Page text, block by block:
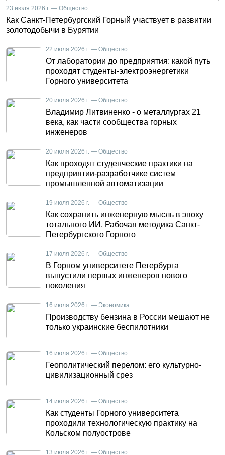
23 июля 2026 г. — Общество
Как Санкт-Петербургский Горный участвует в развитии
золотодобычи в Бурятии
22 июля 2026 г. — Общество
От лаборатории до предприятия: какой путь
проходят студенты-электроэнергетики
Горного университета
20 июля 2026 г. — Общество
Владимир Литвиненко - о металлургах 21
века, как части сообщества горных
инженеров
20 июля 2026 г. — Общество
Как проходят студенческие практики на
предприятии-разработчике систем
промышленной автоматизации
19 июля 2026 г. — Общество
Как сохранить инженерную мысль в эпоху
тотального ИИ. Рабочая методика Санкт-
Петербургского Горного
17 июля 2026 г. — Общество
В Горном университете Петербурга
выпустили первых инженеров нового
поколения
16 июля 2026 г. — Экономика
Производству бензина в России мешают не
только украинские беспилотники
16 июля 2026 г. — Общество
Геополитический перелом: его культурно-
цивилизационный срез
14 июля 2026 г. — Общество
Как студенты Горного университета
проходили технологическую практику на
Кольском полуострове
13 июля 2026 г. — Общество